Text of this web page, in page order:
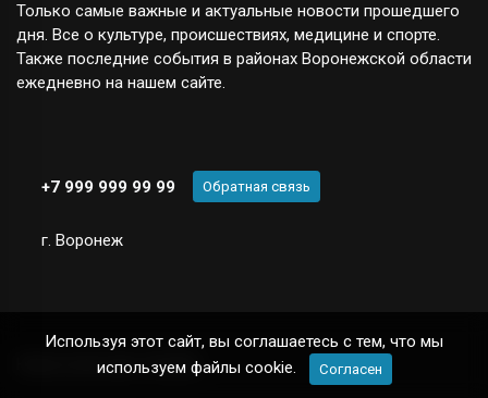
Только самые важные и актуальные новости прошедшего
дня. Все о культуре, происшествиях, медицине и спорте.
Также последние события в районах Воронежской области
ежедневно на нашем сайте.
+7 999 999 99 99 Обратная связь
г. Воронеж
Новостной сайт © 2025
Используя этот сайт, вы соглашаетесь с тем, что мы
используем файлы cookie.
Согласен